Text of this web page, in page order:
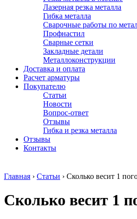
Лазерная резка металла
Гибка металла
Сварочные работы по
Профнастил
Сварные сетки
Закладные детали
Металлоконструкции
Доставка и оплата
Расчет арматуры
Покупателю
Статьи
Новости
Вопрос-ответ
Отзывы
Гибка и резка металла
Отзывы
Контакты
Главная › Статьи › Сколько весит 1
Сколько весит 1